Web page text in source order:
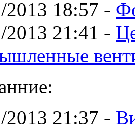
2013 18:57 -
2013 21:41 -
2013 21:37 -